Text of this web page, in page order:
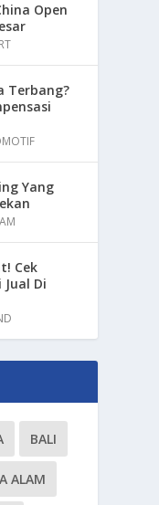
Open
Terbang?
Yang
Cek
Jual Di
BALI
ALAM